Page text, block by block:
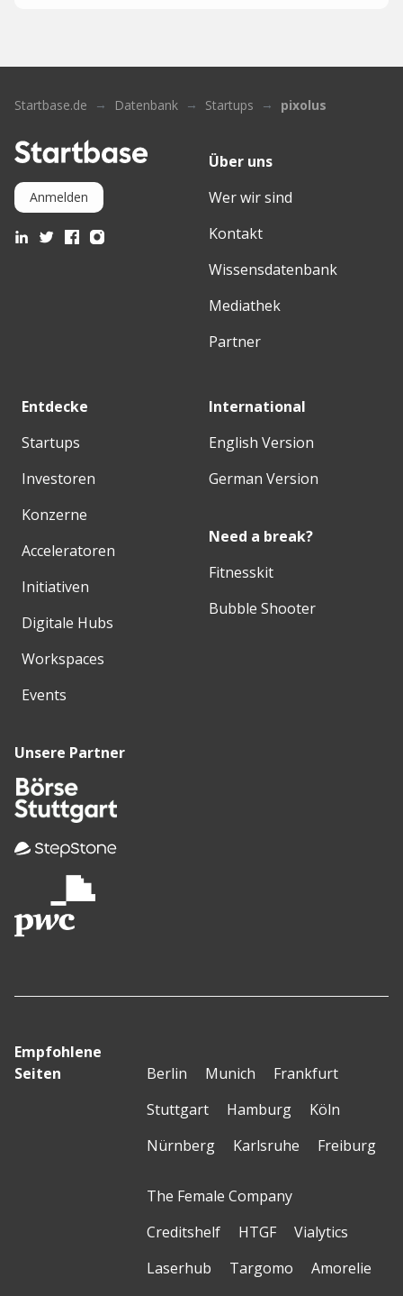
Startbase.de Datenbank Startups pixolus
Anmelden
Über uns
Wer wir sind
Kontakt
Wissensdatenbank
Mediathek
Partner
Entdecke
Startups
Investoren
Konzerne
Acceleratoren
Initiativen
Digitale Hubs
Workspaces
Events
International
English Version
German Version
Need a break?
Fitnesskit
Bubble Shooter
Unsere Partner
Empfohlene
Seiten
Berlin Munich
Frankfurt
Stuttgart
Hamburg
Köln
Nürnberg
Karlsruhe Freiburg
The Female Company
Creditshelf
HTGF
Vialytics
Laserhub
Targomo
Amorelie